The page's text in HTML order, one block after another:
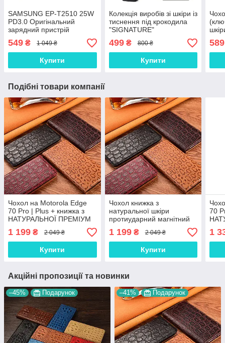
SAMSUNG EP-T2510 25W
PD3.0 Оригінальний
зарядний пристрій
(зарядка зарядне)
549 ₴ 1 049 ₴
Купити
Колекція виробів зі шкіри із
тиснення під крокодила
"SIGNATURE"
499₴ 800 ₴
Купити
589
Подібні товари компанії
Чохол на Motorola Edge
70 Pro | Plus + книжка з
НАТУРАЛЬНОЇ ПРЕМІУМ
протиударний магнітний
"JACOSA"
1 199 ₴ 2 049 ₴
Купити
Чохол книжка з
натуральної шкіри
протиударний магнітний
для Motorola Edge Plus+
"JACOSA"
1 199₴ 2 049 ₴
Купити
70
1
Акційні пропозиції та новинки
–45% Подарунок –41% Подарунок